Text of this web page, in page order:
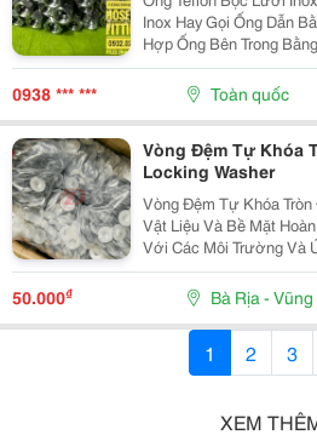
Kết Nối Ren Côn
Rắc Co Vi Sinh-Ống
Ngoài
Inox Hay Gọi Ống Dẫn
Hợp Ống Bên Trong
Chất Lỏng Với Lớp Vỏ
304 Để Tăng Cường
0938 *** *** Toàn quốc
Vòng Đệm Tự Khóa
Locking Washer
Vòng Đệm Tự Khóa
Vật Liệu Và Bề Mặt
Với Các Môi Trường Và
Vật Liệu: Các Vật Liệu
(Mild Steel) Và Thép
50.000₫ Bà Rịa -
1 2 3
XEM